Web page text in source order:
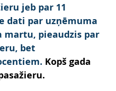
jeb par 11
dati par uzņēmuma
martu, pieaudzis par
bet
Kopš gada